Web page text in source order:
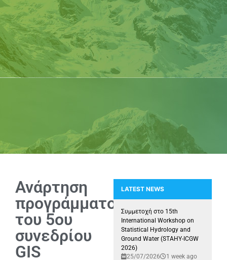
Ανάρτηση
προγράμματος
του 5ου
συνεδρίου
GIS
LATEST NEWS
Συμμετοχή της Ερευνητικής
Συμμετοχή στο 15th
International Workshop on
Statistical Hydrology and
Ground Water (STAHY-ICGW
2026)
25/07/2026
1 week ago